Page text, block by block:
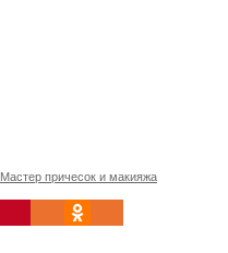
Мастер причесок и макияжа